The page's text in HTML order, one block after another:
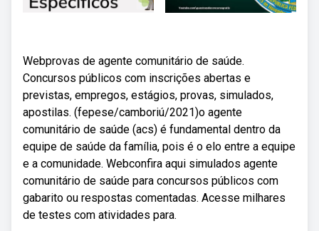
Webprovas de agente comunitário de saúde.
Concursos públicos com inscrições abertas e
previstas, empregos, estágios, provas, simulados,
apostilas. (fepese/camboriú/2021)o agente
comunitário de saúde (acs) é fundamental dentro da
equipe de saúde da família, pois é o elo entre a equipe
e a comunidade. Webconfira aqui simulados agente
comunitário de saúde para concursos públicos com
gabarito ou respostas comentadas. Acesse milhares
de testes com atividades para.